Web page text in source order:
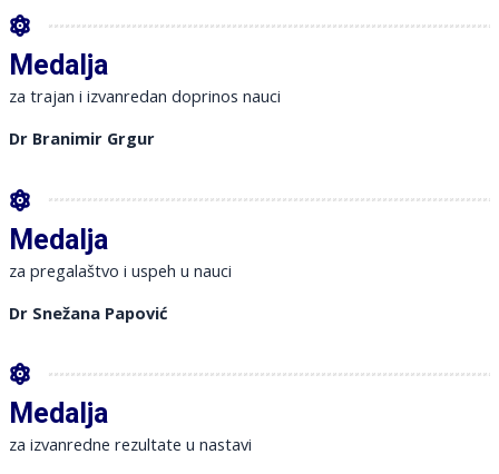
Medalja
za trajan i izvanredan doprinos nauci
Dr Branimir Grgur
Medalja
za pregalaštvo i uspeh u nauci
Dr Snežana Papović
Medalja
za izvanredne rezultate u nastavi